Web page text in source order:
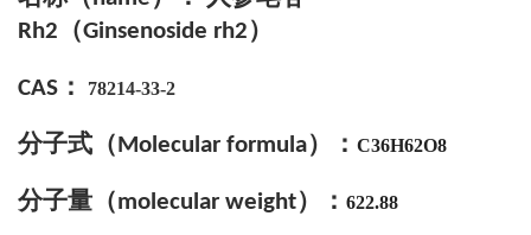
Rh2 （Ginsenoside rh2）
CAS ： 78214-33-2
分子式 （ Molecular formula） ： C36H62O8
分子量（molecular weight）： 622.88